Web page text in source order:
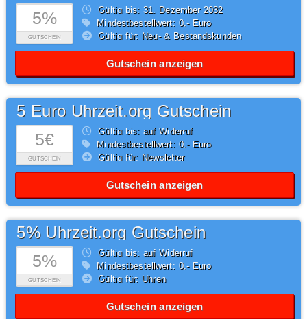
5%
GUTSCHEIN
Gültig bis: 31. Dezember2032
Mindestbestellwert: 0,- Euro
Gültig für: Neu- & Bestandskunden
Gutschein anzeigen
5€
GUTSCHEIN
5 Euro Uhrzeit.org Gutschein
Gültig bis: auf Widerruf
Mindestbestellwert: 0,- Euro
Gültig für: Newsletter
Gutschein anzeigen
5%
GUTSCHEIN
5% Uhrzeit.org Gutschein
Gültig bis: auf Widerruf
Mindestbestellwert: 0,- Euro
Gültig für: Uhren
Gutschein anzeigen